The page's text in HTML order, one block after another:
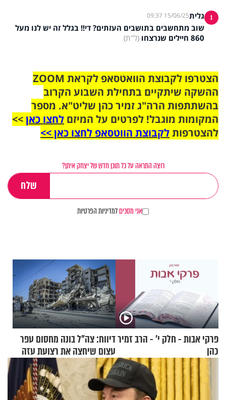
1 גלית15/06/25 09:37
שוב מתחשבים בתושבים העזתים? די!! בגלל זה יש לנו מעל
860 חיילים שנרצחו
(ל"ת)
הצטרפו לקבוצת הוואטסאפ לקראת ZOOM
ההשקה שיתקיים בתחילת השבוע הקרוב
בהשתתפות הרה"ג זמיר כהן שליט"א. מספר
המקומות מוגבל! לפרטים על המיזם לחצו כאן>>
להצטרפותלקבוצת הווטסאפ לחצו כאן >>
רוצה התראה על כל תוכן חדש של יצחק איתן?
אני מסכיםלמדיניות הפרטיות
פרקי אבות - חלק י’ - הרב זמיר
כהן
דיווח: צה"ל בונה מחסום עפר
עצום שיחצה את רצועת עזה
לשניים